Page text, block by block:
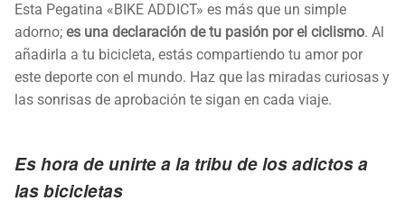
Esta Pegatina «BIKE ADDICT» es más que un simple
adorno; es una declaración de tu pasión por el ciclismo. Al
añadirla a tu bicicleta, estás compartiendo tu amor por
este deporte con el mundo. Haz que las miradas curiosas y
las sonrisas de aprobación te sigan en cada viaje.
Es hora de unirte a la tribu de los adictos a
las bicicletas